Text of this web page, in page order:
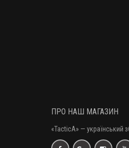
ПРО НАШ МАГАЗИН
«TacticA» — український